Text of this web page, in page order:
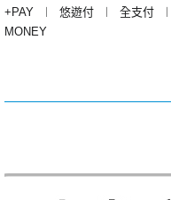
+PAY
︱ 悠遊付 ︱ 全支付 ︱
MONEY